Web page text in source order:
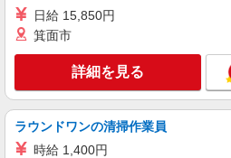
日給 15,850円
箕面市
詳細を見る
ラウンドワンの清掃作業員
時給 1,400円